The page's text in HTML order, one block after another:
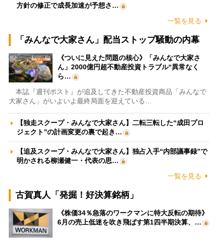
方針の修正で成長加速が予想さ…
一覧を見る
「みんなで大家さん」配当ストップ騒動の内幕
《ついに見えた問題の核心》「みんなで大家さ
ん」2000億円超不動産投資トラブル“異常なく
ら…
本誌『週刊ポスト』が追及してきた不動産投資商品「みんなで
大家さん」がいよいよ最終局面を迎えている…
【独走スクープ・みんなで大家さん】二転三転した“成田プロ
ジェクト”の計画変更の裏で起き…
【追及スクープ・みんなで大家さん】独占入手“内部議事録”で
明かされる柳瀬健一・代表の思…
一覧を見る
古賀真人「発掘！好決算銘柄」
《株価34％急落のワークマンに特大反転の期待》
6月の売上低迷を吹き飛ばす第1四半期決算、…